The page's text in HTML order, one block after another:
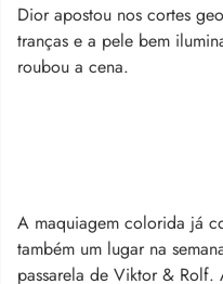
Dior apostou nos cortes
tranças e a pele bem
roubou a cena.
A maquiagem colorida já
também um lugar na
passarela de Viktor &